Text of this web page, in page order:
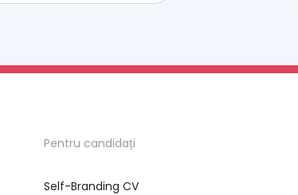
Pentru candidați
Self-Branding CV